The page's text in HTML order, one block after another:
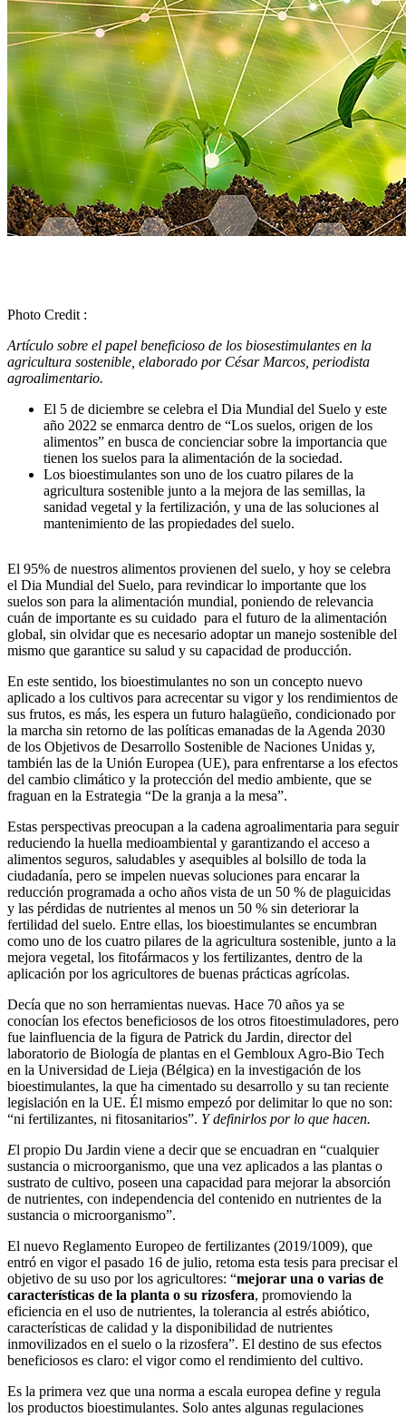
Photo Credit :
Artículo sobre el papel beneficioso de los biosestimulantes en la
agricultura sostenible, elaborado por César Marcos, periodista
agroalimentario.
El 5 de diciembre se celebra el Dia Mundial del Suelo y este
año 2022 se enmarca dentro de “Los suelos, origen de los
alimentos” en busca de concienciar sobre la importancia que
tienen los suelos para la alimentación de la sociedad.
Los bioestimulantes son uno de los cuatro pilares de la
agricultura sostenible junto a la mejora de las semillas, la
sanidad vegetal y la fertilización, y una de las soluciones al
mantenimiento de las propiedades del suelo.
El 95% de nuestros alimentos provienen del suelo, y hoy se celebra
el Dia Mundial del Suelo, para revindicar lo importante que los
suelos son para la alimentación mundial, poniendo de relevancia
cuán de importante es su cuidado para el futuro de la alimentación
global, sin olvidar que es necesario adoptar un manejo sostenible del
mismo que garantice su salud y su capacidad de producción.
En este sentido, los bioestimulantes no son un concepto nuevo
aplicado a los cultivos para acrecentar su vigor y los rendimientos de
sus frutos, es más, les espera un futuro halagüeño, condicionado por
la marcha sin retorno de las políticas emanadas de la Agenda 2030
de los Objetivos de Desarrollo Sostenible de Naciones Unidas y,
también las de la Unión Europea (UE), para enfrentarse a los efectos
del cambio climático y la protección del medio ambiente, que se
fraguan en la Estrategia “De la granja a la mesa”.
Estas perspectivas preocupan a la cadena agroalimentaria para seguir
reduciendo la huella medioambiental y garantizando el acceso a
alimentos seguros, saludables y asequibles al bolsillo de toda la
ciudadanía, pero se impelen nuevas soluciones para encarar la
reducción programada a ocho años vista de un 50 % de plaguicidas
y las pérdidas de nutrientes al menos un 50 % sin deteriorar la
fertilidad del suelo. Entre ellas, los bioestimulantes se encumbran
como uno de los cuatro pilares de la agricultura sostenible, junto a la
mejora vegetal, los fitofármacos y los fertilizantes, dentro de la
aplicación por los agricultores de buenas prácticas agrícolas.
Decía que no son herramientas nuevas. Hace 70 años ya se
conocían los efectos beneficiosos de los otros fitoestimuladores, pero
fue lainfluencia de la figura de Patrick du Jardin, director del
laboratorio de Biología de plantas en el Gembloux Agro-Bio Tech
en la Universidad de Lieja (Bélgica) en la investigación de los
bioestimulantes, la que ha cimentado su desarrollo y su tan reciente
legislación en la UE. Él mismo empezó por delimitar lo que no son:
“ni fertilizantes, ni fitosanitarios”. Y definirlos por lo que hacen.
El propio Du Jardin viene a decir que se encuadran en “cualquier
sustancia o microorganismo, que una vez aplicados a las plantas o
sustrato de cultivo, poseen una capacidad para mejorar la absorción
de nutrientes, con independencia del contenido en nutrientes de la
sustancia o microorganismo”.
El nuevo Reglamento Europeo de fertilizantes (2019/1009), que
entró en vigor el pasado 16 de julio, retoma esta tesis para precisar el
objetivo de su uso por los agricultores: “mejorar una o varias de
características de la planta o su rizosfera, promoviendo la
eficiencia en el uso de nutrientes, la tolerancia al estrés abiótico,
características de calidad y la disponibilidad de nutrientes
inmovilizados en el suelo o la rizosfera”. El destino de sus efectos
beneficiosos es claro: el vigor como el rendimiento del cultivo.
Es la primera vez que una norma a escala europea define y regula
los productos bioestimulantes. Solo antes algunas regulaciones